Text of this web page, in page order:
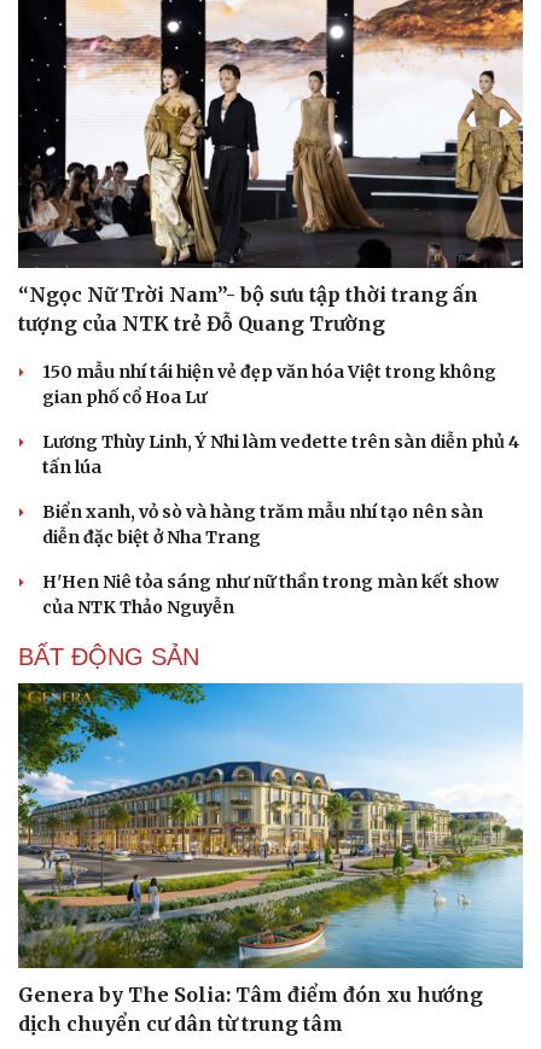
Sức khỏe
Dinh dưỡng - món ngon
Cây thuốc
Sản phụ khoa
Nhi khoa
Nam khoa
Làm đẹp - giảm cân
Phòng mạch online
Ăn sạch sống khỏe
Nhà đẹp
Blog
Tình yêu - Gia đình
“Ngọc Nữ Trời Nam”- bộ sưu tập thời trang ấn
tượng của NTK trẻ Đỗ Quang Trường
150 mẫu nhí tái hiện vẻ đẹp văn hóa Việt trong không
gian phố cổ Hoa Lư
Lương Thùy Linh, Ý Nhi làm vedette trên sàn diễn phủ 4
tấn lúa
Biển xanh, vỏ sò và hàng trăm mẫu nhí tạo nên sàn
diễn đặc biệt ở Nha Trang
H'Hen Niê tỏa sáng như nữ thần trong màn kết show
của NTK Thảo Nguyễn
BẤT ĐỘNG SẢN
Genera by The Solia: Tâm điểm đón xu hướng
dịch chuyển cư dân từ trung tâm